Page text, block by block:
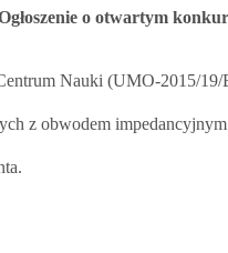
o otwartym
Nauki (UMO-2015/
z obwodem